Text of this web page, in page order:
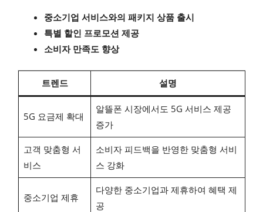
중소기업 서비스와의 패키지 상품 출시
특별 할인 프로모션 제공
소비자 만족도 향상
트렌드 설명
5G 요금제 확대
알뜰폰 시장에서도 5G 서비스 제공
증가
고객 맞춤형 서
비스
소비자 피드백을 반영한 맞춤형 서비
스 강화
중소기업 제휴
다양한 중소기업과 제휴하여 혜택 제
공